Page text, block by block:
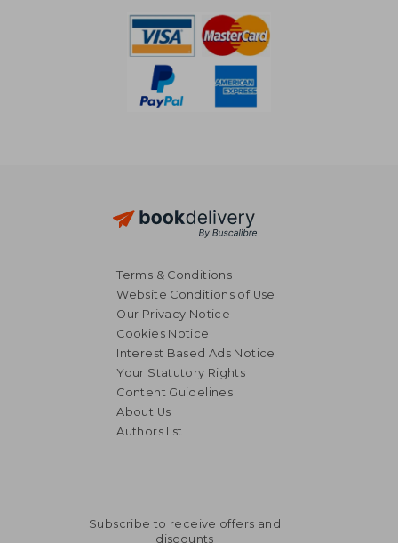
Terms & Conditions
Website Conditions of Use
Our Privacy Notice
Cookies Notice
Interest Based Ads Notice
Your Statutory Rights
Content Guidelines
About Us
Authors list
Subscribe to receive offers and
discounts